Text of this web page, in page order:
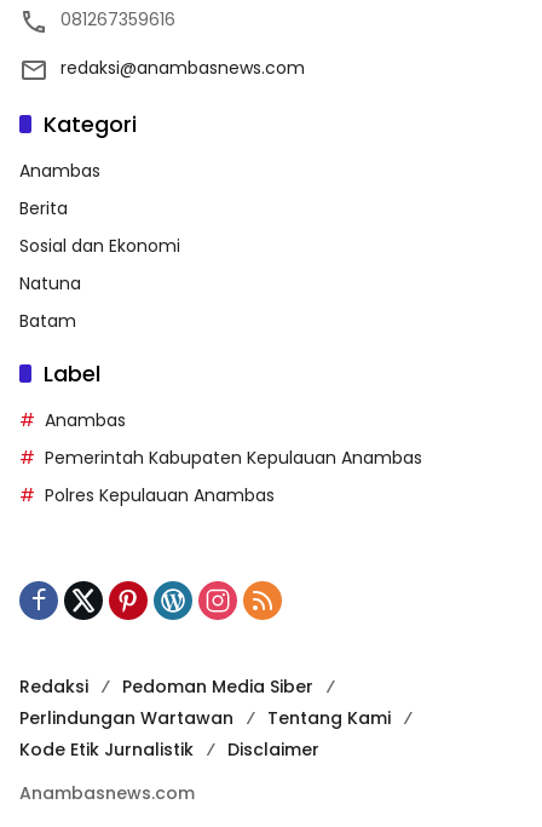
081267359616
redaksi@anambasnews.com
Kategori
Anambas
Berita
Sosial dan Ekonomi
Natuna
Batam
Label
Anambas
Pemerintah Kabupaten Kepulauan Anambas
Polres Kepulauan Anambas
Redaksi
Pedoman Media Siber
Perlindungan Wartawan
Tentang Kami
Kode Etik Jurnalistik
Disclaimer
Anambasnews.com